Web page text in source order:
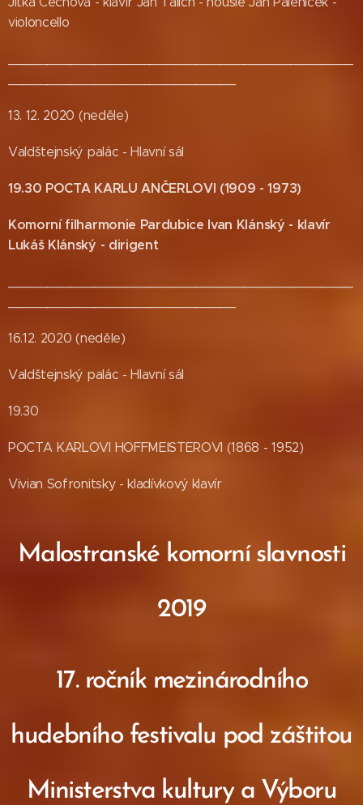
violoncello
13. 12. 2020 (neděle)
Valdštejnský palác - Hlavní sál
19.30 POCTA KARLU ANČERLOVI (1909 - 1973)
Komorní filharmonie Pardubice Ivan Klánský - klavír
Lukáš Klánský - dirigent
16.12. 2020 (neděle)
Valdštejnský palác - Hlavní sál
19.30
POCTA KARLOVI HOFFMEISTEROVI (1868 - 1952)
Vivian Sofronitsky - kladívkový klavír
Malostranské komorní slavnosti
2019
17. ročník mezinárodního
hudebního festivalu pod záštitou
Ministerstva kultury a Výboru